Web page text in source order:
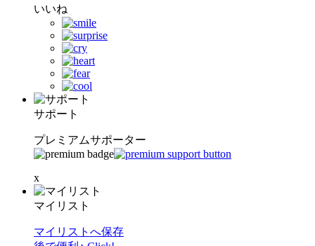
いいね
サポート
プレミアムサポーター
x
マイリスト
マイリストへ保存